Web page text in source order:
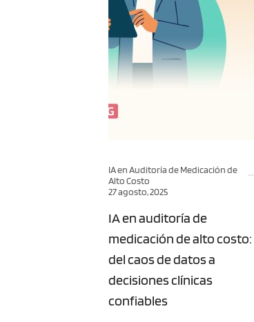
IA en Auditoría de Medicación de
Alto Costo
27 agosto, 2025
IA en auditoría de
medicación de alto costo:
del caos de datos a
decisiones clínicas
confiables